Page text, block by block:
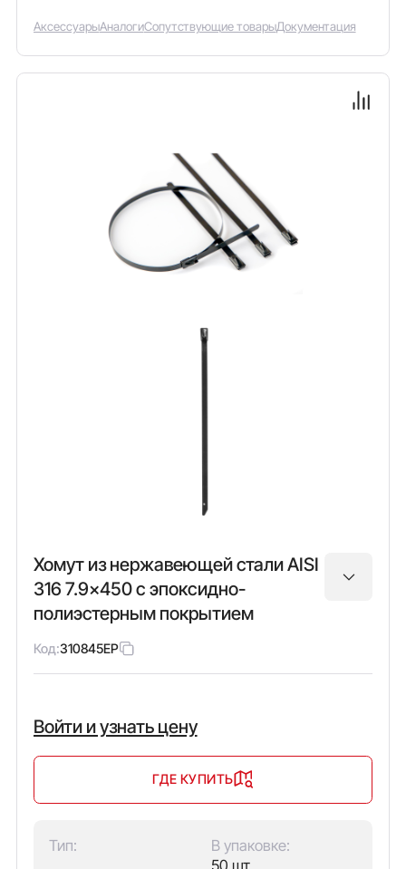
АксессуарыАналогиСопутствующие товарыДокументация
Хомут из нержавеющей стали AISI
316 7.9x450 с эпоксидно-
полиэстерным покрытием
Код:310845EP
Войти и узнать цену
ГДЕ КУПИТЬ
Тип:
В упаковке: